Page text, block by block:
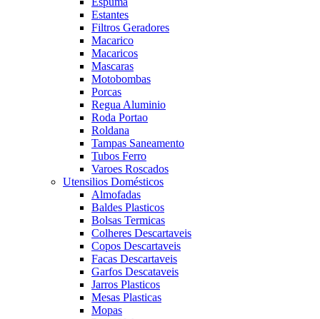
Estantes
Filtros Geradores
Macarico
Macaricos
Mascaras
Motobombas
Porcas
Regua Aluminio
Roda Portao
Roldana
Tampas Saneamento
Tubos Ferro
Varoes Roscados
Utensilios Domésticos
Almofadas
Baldes Plasticos
Bolsas Termicas
Colheres Descartaveis
Copos Descartaveis
Facas Descartaveis
Garfos Descataveis
Jarros Plasticos
Mesas Plasticas
Mopas